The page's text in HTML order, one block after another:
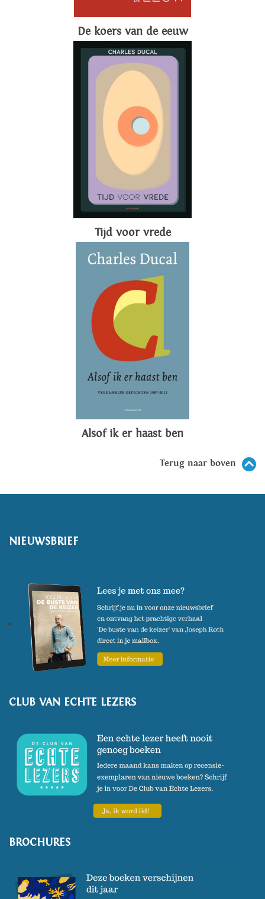
De koers van de eeuw
Tijd voor vrede
Alsof ik er haast ben
Terug naar boven
NIEUWSBRIEF
CLUB VAN ECHTE LEZERS
BROCHURES